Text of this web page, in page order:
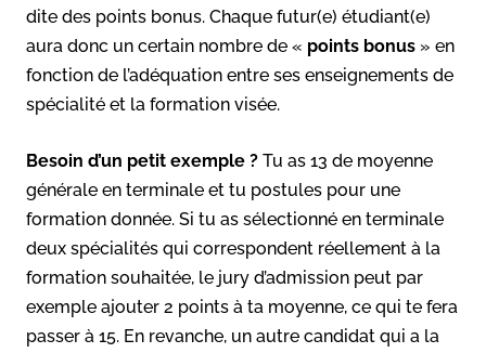
dite des points bonus. Chaque futur(e) étudiant(e)
aura donc un certain nombre de « points bonus » en
fonction de l’adéquation entre ses enseignements de
spécialité et la formation visée.
Besoin d’un petit exemple ? Tu as 13 de moyenne
générale en terminale et tu postules pour une
formation donnée. Si tu as sélectionné en terminale
deux spécialités qui correspondent réellement à la
formation souhaitée, le jury d’admission peut par
exemple ajouter 2 points à ta moyenne, ce qui te fera
passer à 15. En revanche, un autre candidat qui a la